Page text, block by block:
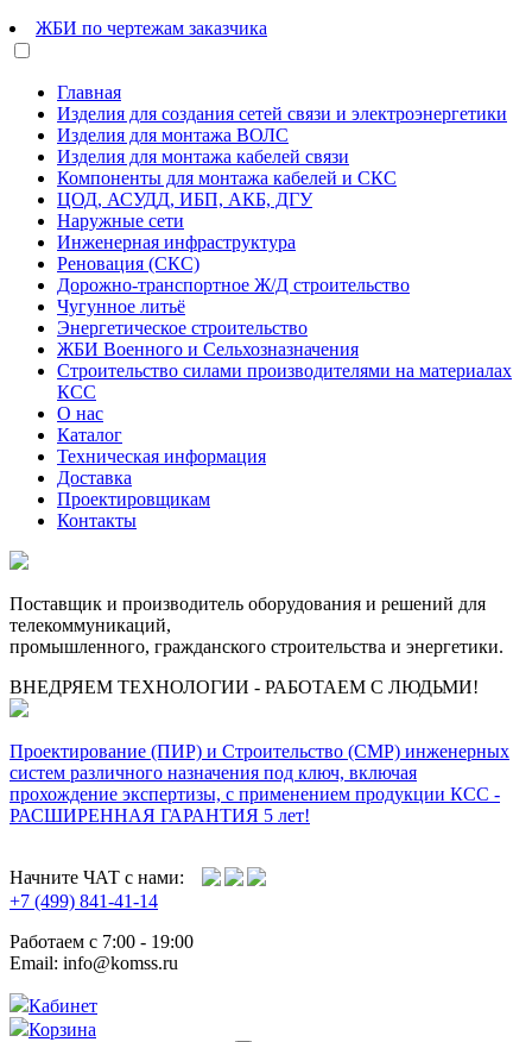
ЖБИ по чертежам заказчика
Главная
Изделия для создания сетей связи и электроэнергетики
Изделия для монтажа ВОЛС
Изделия для монтажа кабелей связи
Компоненты для монтажа кабелей и СКС
ЦОД, АСУДД, ИБП, АКБ, ДГУ
Наружные сети
Инженерная инфраструктура
Реновация (СКС)
Дорожно-транспортное Ж/Д строительство
Чугунное литьё
Энергетическое строительство
ЖБИ Военного и Сельхозназначения
Строительство силами производителями на материалах
КСС
О нас
Каталог
Техническая информация
Доставка
Проектировщикам
Контакты
Поставщик и производитель оборудования и решений для
телекоммуникаций,
промышленного, гражданского строительства и энергетики.
ВНЕДРЯЕМ ТЕХНОЛОГИИ - РАБОТАЕМ С ЛЮДЬМИ!
Проектирование (ПИР) и Cтроительство (СМР) инженерных
систем различного назначения под ключ, включая
прохождение экспертизы, с применением продукции КСС -
РАСШИРЕННАЯ ГАРАНТИЯ 5 лет!
Начните ЧАТ с нами:
+7 (499) 841-41-14
Работаем с 7:00 - 19:00
Email: info@komss.ru
Кабинет
Корзина